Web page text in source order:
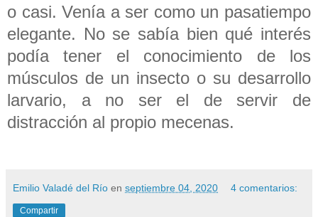
o casi. Venía a ser como un pasatiempo
elegante. No se sabía bien qué interés
podía tener el conocimiento de los
músculos de un insecto o su desarrollo
larvario, a no ser el de servir de
distracción al propio mecenas.
Emilio Valadé del Río en septiembre 04, 2020 4 comentarios:
Compartir